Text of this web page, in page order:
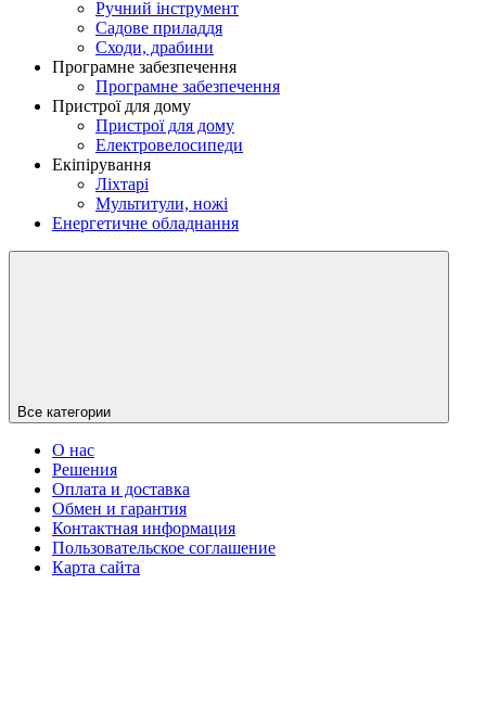
Ручний інструмент
Садове приладдя
Сходи, драбини
Програмне забезпечення
Програмне забезпечення
Пристрої для дому
Пристрої для дому
Електровелосипеди
Екіпірування
Ліхтарі
Мультитули, ножі
Енергетичне обладнання
Все категории
О нас
Решения
Оплата и доставка
Обмен и гарантия
Контактная информация
Пользовательское соглашение
Карта сайта